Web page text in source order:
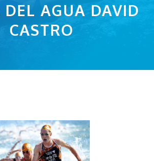
DEL AGUA DAVID
CASTRO